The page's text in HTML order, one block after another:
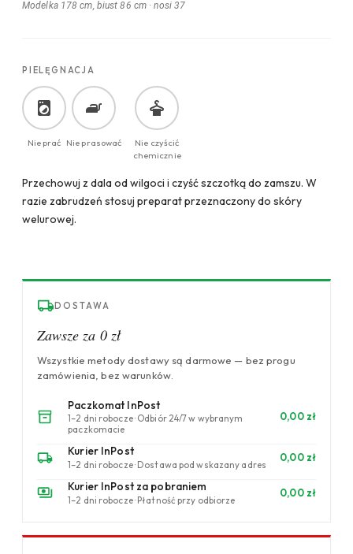
Modelka 178 cm, biust 86 cm ·nosi 37
PIELĘGNACJA
Nie prać Nie prasować
Nie czyścić
chemicznie
Przechowuj z dala od wilgoci i czyść szczotką do zamszu. W
razie zabrudzeń stosuj preparat przeznaczony do skóry
welurowej.
DOSTAWA
Zawsze za 0 zł
Wszystkie metody dostawy są darmowe — bez progu
zamówienia, bez warunków.
Paczkomat InPost
1–2 dni robocze · Odbiór 24/7 w wybranym
paczkomacie
0,00 zł
Kurier InPost
1–2 dni robocze · Dostawa pod wskazany adres
0,00 zł
Kurier InPost za pobraniem
1–2 dni robocze · Płatność przy odbiorze
0,00 zł